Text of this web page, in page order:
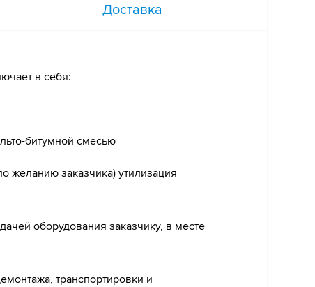
Доставка
в себя:
битумной смесью
желанию заказчика) утилизация
оборудования заказчику, в месте
транспортировки и